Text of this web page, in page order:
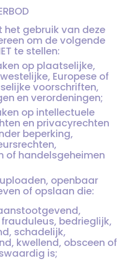
het gebruik van deze
om de volgende
te stellen:
op plaatselijke,
Europese of
voorschriften,
en verordeningen;
op intellectuele
en privacyrechten
beperking,
of handelsgeheimen
openbaar
of opslaan die:
bedrieglijk,
schadelijk,
kwellend, obsceen of
is;